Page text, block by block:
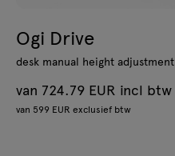
Ogi Drive
desk manual height adjustment
van 724.79 EUR incl btw
van 599 EUR exclusief btw